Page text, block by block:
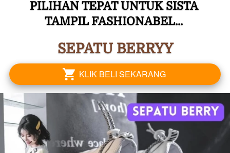
PILIHAN TEPAT UNTUK SISTA
TAMPIL FASHIONABEL...
SEPATU BERRYY
` KLIK BELI SEKARANG